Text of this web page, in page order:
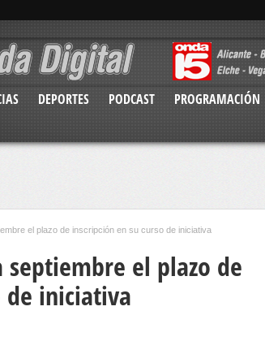
DEPORTES PODCAST PROGRAMACIÓN
el plazo de inscripción en su curso de iniciativa
septiembre el plazo de
de iniciativa